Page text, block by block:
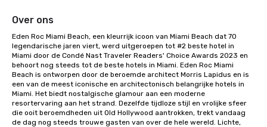
Over ons
Eden Roc Miami Beach, een kleurrijk icoon van Miami Beach dat 70
legendarische jaren viert, werd uitgeroepen tot #2 beste hotel in
Miami door de Condé Nast Traveler Readers' Choice Awards 2023 en
behoort nog steeds tot de beste hotels in Miami. Eden Roc Miami
Beach is ontworpen door de beroemde architect Morris Lapidus en is
een van de meest iconische en architectonisch belangrijke hotels in
Miami. Het biedt nostalgische glamour aan een moderne
resortervaring aan het strand. Dezelfde tijdloze stijl en vrolijke sfeer
die ooit beroemdheden uit Old Hollywood aantrokken, trekt vandaag
de dag nog steeds trouwe gasten van over de hele wereld. Lichte,